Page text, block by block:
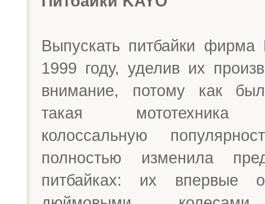
Выпускать питбайки фирма
1999 году, уделив их
внимание, потому как
такая мототехника
колоссальную
полностью изменила
питбайках: их впервые